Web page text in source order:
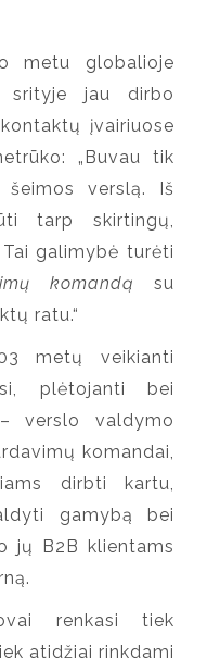
metu globalioje
srityje jau dirbo
įvairiuose
„Buvau tik
verslą. Iš
tarp skirtingų,
galimybė turėti
komandą
su
ratu.“
metų veikianti
plėtojanti bei
verslo valdymo
komandai,
dirbti kartu,
gamybą bei
jų B2B klientams
renkasi tiek
atidžiai rinkdami